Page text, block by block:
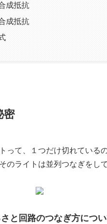
成抵抗
成抵抗
密
って、１つだけ切れている
のライトは並列つなぎをし
と回路のつなぎ方につ